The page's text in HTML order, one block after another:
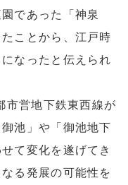
であった「神泉
ことから、江戸時
なったと伝えられ
市営地下鉄東西線が
池」や「御池地下
て変化を遂げてき
る発展の可能性を